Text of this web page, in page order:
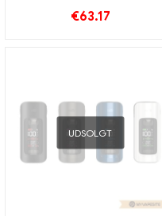
€63.17
UDSOLGT